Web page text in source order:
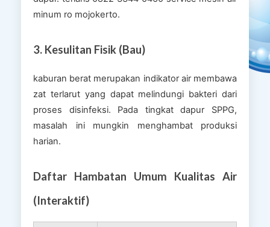
minum ro mojokerto.
3. Kesulitan Fisik (Bau)
kaburan berat merupakan indikator air membawa
zat terlarut yang dapat melindungi bakteri dari
proses disinfeksi. Pada tingkat dapur SPPG,
masalah ini mungkin menghambat produksi
harian.
Daftar Hambatan Umum Kualitas Air
(Interaktif)